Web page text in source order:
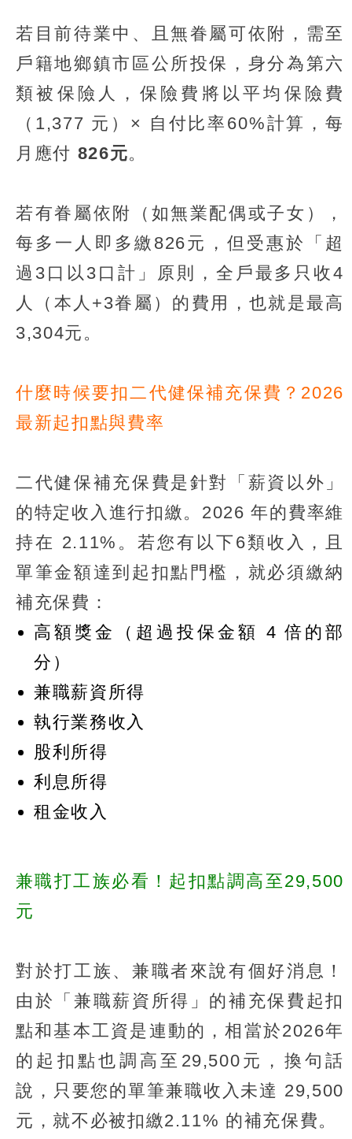
若目前待業中、且無眷屬可依附，需至
戶籍地鄉鎮市區公所投保，身分為第六
類被保險人，保險費將以平均保險費
（1,377 元）× 自付比率60%計算，每
月應付 826元。
若有眷屬依附（如無業配偶或子女），
每多一人即多繳826元，但受惠於「超
過3口以3口計」原則，全戶最多只收4
人（本人+3眷屬）的費用，也就是最高
3,304元。
什麼時候要扣二代健保補充保費？2026
最新起扣點與費率
二代健保補充保費是針對「薪資以外」
的特定收入進行扣繳。2026 年的費率維
持在 2.11%。若您有以下6類收入，且
單筆金額達到起扣點門檻，就必須繳納
補充保費：
高額獎金（超過投保金額 4 倍的部
分）
兼職薪資所得
執行業務收入
股利所得
利息所得
租金收入
兼職打工族必看！起扣點調高至29,500
元
對於打工族、兼職者來說有個好消息！
由於「兼職薪資所得」的補充保費起扣
點和基本工資是連動的，相當於2026年
的起扣點也調高至29,500元，換句話
說，只要您的單筆兼職收入未達 29,500
元，就不必被扣繳2.11% 的補充保費。